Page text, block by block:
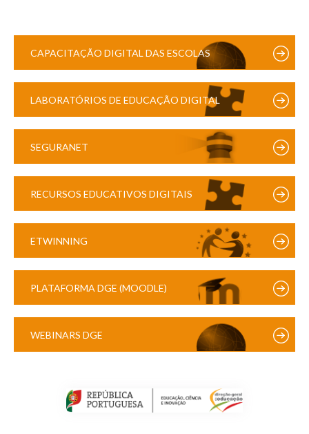
CAPACITAÇÃO DIGITAL DAS ESCOLAS
LABORATÓRIOS DE EDUCAÇÃO DIGITAL
SEGURANET
RECURSOS EDUCATIVOS DIGITAIS
ETWINNING
PLATAFORMA DGE (MOODLE)
WEBINARS DGE